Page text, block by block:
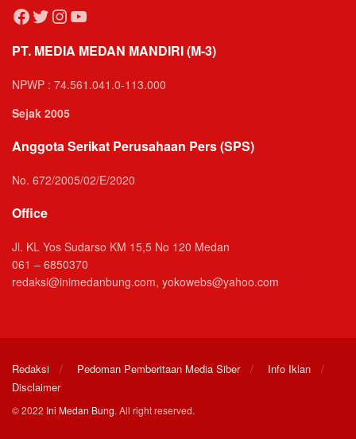
Facebook
Twitter
Instagram
YouTube
PT. MEDIA MEDAN MANDIRI (M-3)
NPWP : 74.561.041.0-113.000
Sejak 2005
Anggota Serikat Perusahaan Pers (SPS)
No. 672/2005/02/E/2020
Office
Jl. KL Yos Sudarso KM 15,5 No 120 Medan
061 – 6850370
redaksi@inimedanbung.com, yokowebs@yahoo.com
Redaksi Pedoman Pemberitaan Media Siber
Info Iklan
Disclaimer
© 2022 Ini Medan Bung. All right reserved.